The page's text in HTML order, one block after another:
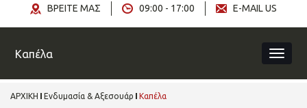
E-MAIL US
09:00 - 17:00
ΒΡΕΙΤΕ ΜΑΣ
Καπέλα
ΑΡΧΙΚΗ Ενδυμασία & Αξεσουάρ Καπέλα